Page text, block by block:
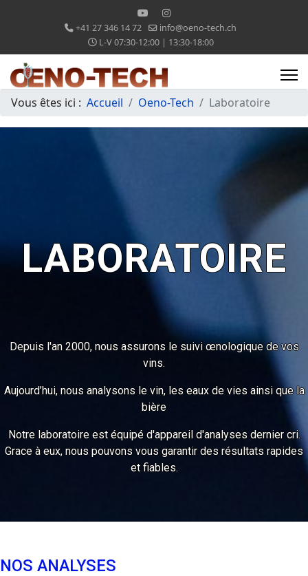
+41 27 346 14 72
info@oeno-tech.ch
L-V 07:30-12:00 | 13:30-18:00
Vous êtes ici : Accueil Oeno-Tech Laboratoire
LABORATOIRE
Depuis l'an 2000, nous assurons le suivi œnologique de vos
vins.
Aujourd’hui, nous analysons le vin, les eaux de vies ainsi que la
bière
Notre laboratoire est équipé d'appareil d'analyses dernier cri.
Grace à eux, nous pouvons vous garantir des résultats rapides
et fiables.
NOS ANALYSES